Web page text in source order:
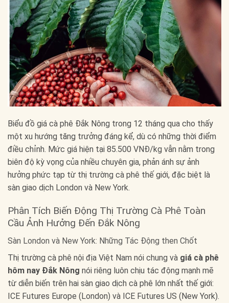
Biểu đồ giá cà phê Đắk Nông trong 12 tháng qua cho thấy
một xu hướng tăng trưởng đáng kể, dù có những thời điểm
điều chỉnh. Mức giá hiện tại 85.500 VNĐ/kg vẫn nằm trong
biên độ kỳ vọng của nhiều chuyên gia, phản ánh sự ảnh
hưởng phức tạp từ thị trường cà phê thế giới, đặc biệt là
sàn giao dịch London và New York.
Phân Tích Biến Động Thị Trường Cà Phê Toàn
Cầu Ảnh Hưởng Đến Đắk Nông
Sàn London và New York: Những Tác Động then Chốt
Thị trường cà phê nội địa Việt Nam nói chung và giá cà phê
hôm nay Đắk Nông nói riêng luôn chịu tác động mạnh mẽ
từ diễn biến trên hai sàn giao dịch cà phê lớn nhất thế giới:
ICE Futures Europe (London) và ICE Futures US (New York).